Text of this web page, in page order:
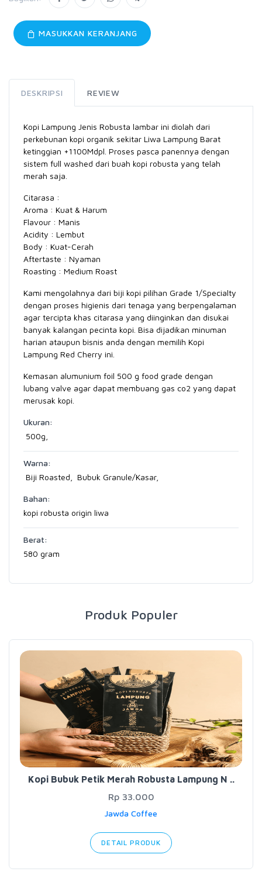
MASUKKAN KERANJANG
DESKRIPSI REVIEW
Kopi Lampung Jenis Robusta lambar ini diolah dari
perkebunan kopi organik sekitar Liwa Lampung Barat
ketinggian +1100Mdpl. Proses pasca panennya dengan
sistem full washed dari buah kopi robusta yang telah
merah saja.
Citarasa :
Aroma : Kuat & Harum
Flavour : Manis
Acidity : Lembut
Body : Kuat-Cerah
Aftertaste : Nyaman
Roasting : Medium Roast
Kami mengolahnya dari biji kopi pilihan Grade 1/Specialty
dengan proses higienis dari tenaga yang berpengalaman
agar tercipta khas citarasa yang diinginkan dan disukai
banyak kalangan pecinta kopi. Bisa dijadikan minuman
harian ataupun bisnis anda dengan memilih Kopi
Lampung Red Cherry ini.
Kemasan alumunium foil 500 g food grade dengan
lubang valve agar dapat membuang gas co2 yang dapat
merusak kopi.
Ukuran:
500g,
Warna:
Biji Roasted, Bubuk Granule/Kasar,
Bahan:
kopi robusta origin liwa
Berat:
580 gram
Produk Populer
Kopi Bubuk Petik Merah Robusta Lampung N ..
Rp 33.000
Jawda Coffee
DETAIL PRODUK